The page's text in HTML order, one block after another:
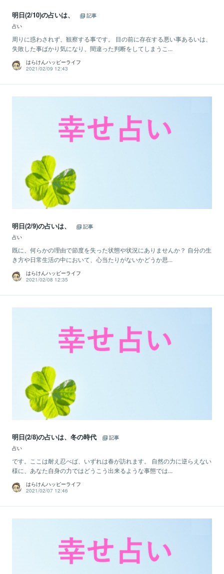
明日(2/10)の占いは、
記事
占い
周りに惑わされず、観察する事です。 目の前に存在する悪い事あるいは、
失敗した事ばかり気になり、間違った判断をしてしまうこ...
はらけんハッピーライフ
2021/02/09 12:43
明日(2/9)の占いは、
記事
占い
既に、何らかの理由で節度を失った状態や状況にありませんか？ 自分の生
き方や日常生活の中において、心当たりがないかどうか思...
はらけんハッピーライフ
2021/02/08 12:35
明日(2/8)の占いは、冬の時代
記事
占い
です。ここは耐え忍べば、いずれは春が訪れます。 自然の力に逆らえない
様に、あなた自身の力ではどうこう出来るような事態では...
はらけんハッピーライフ
2021/02/07 12:46